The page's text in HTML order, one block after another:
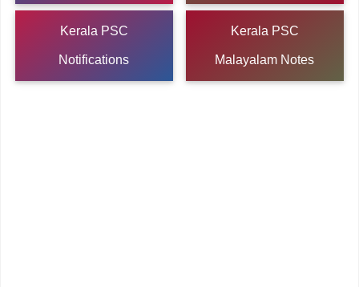
Kerala PSC
Notifications
Kerala PSC
Malayalam Notes